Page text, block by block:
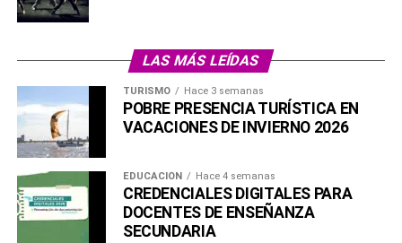
LAS MÁS LEÍDAS
TURISMO Hace 3 semanas
POBRE PRESENCIA TURÍSTICA EN
VACACIONES DE INVIERNO 2026
EDUCACIÓN Hace 4 semanas
CREDENCIALES DIGITALES PARA
DOCENTES DE ENSEÑANZA
SECUNDARIA